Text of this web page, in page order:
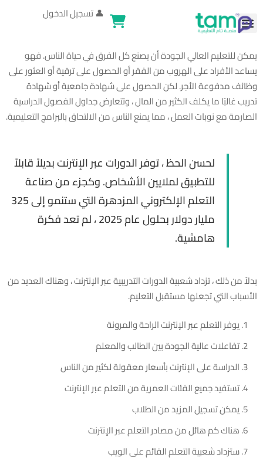
👤تسجيل الدخول
يمكن للتعليم العالي الجودة أن يصنع كل الفرق في حياة الناس. فهو
يساعد الأفراد على الهروب من الفقر أو الحصول على ترقية أو العثور على
وظائف مدفوعة الأجر. لكن الحصول على شهادة جامعية أو شهادة
تدريب غالبًا ما يكلف الكثير من المال ، وتتعارض جداول الفصول الدراسية
الصارمة مع نوبات العمل ، مما يمنع الناس من الالتحاق بالبرامج التعليمية.
لحسن الحظ ، توفر الدورات عبر الإنترنت بديلاً قابلاً
للتطبيق لملايين الأشخاص. وكجزء من صناعة
التعلم الإلكتروني المزدهرة التي ستنمو إلى 325
مليار دولار بحلول عام 2025 ، لم تعد فكرة
هامشية.
بدلاً من ذلك ، تزداد شعبية الدورات التدريبية عبر الإنترنت ، وهناك العديد من
الأسباب التي تجعلها مستقبل التعليم.
يوفر التعلم عبر الإنترنت الراحة والمرونة
تفاعلات عالية الجودة بين الطالب والمعلم
الدراسة على الإنترنت بأسعار معقولة لكثير من الناس
تستفيد جميع الفئات العمرية من التعلم عبر الإنترنت
يمكن تسجيل المزيد من الطلاب
هناك كم هائل من مصادر التعلم عبر الإنترنت
ستزداد شعبية التعلم القائم على الويب